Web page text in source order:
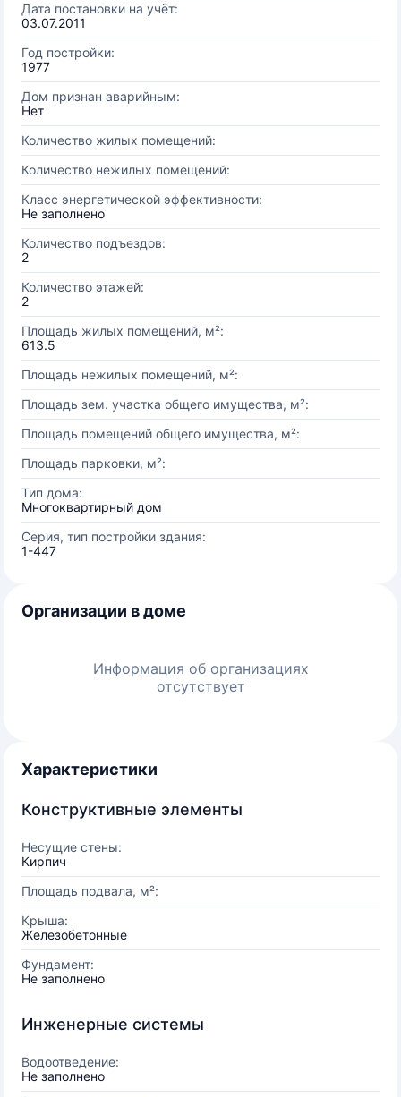
Дата постановки на учёт:
03.07.2011
Год постройки:
1977
Дом признан аварийным:
Нет
Количество жилых помещений:
Количество нежилых помещений:
Класс энергетической эффективности:
Не заполнено
Количество подъездов:
2
Количество этажей:
2
Площадь жилых помещений, м²:
613.5
Площадь нежилых помещений, м²:
Площадь зем. участка общего имущества, м²:
Площадь помещений общего имущества, м²:
Площадь парковки, м²:
Тип дома:
Многоквартирный дом
Серия, тип постройки здания:
1-447
Организации в доме
Информация об организациях
отсутствует
Характеристики
Конструктивные элементы
Несущие стены:
Кирпич
Площадь подвала, м²:
Крыша:
Железобетонные
Фундамент:
Не заполнено
Инженерные системы
Водоотведение:
Не заполнено